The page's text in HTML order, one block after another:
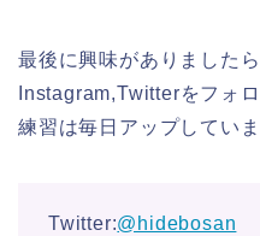
最後に興味がありました
Instagram,Twitterをフォ
練習は毎日アップしていま
Twitter:@hidebosan